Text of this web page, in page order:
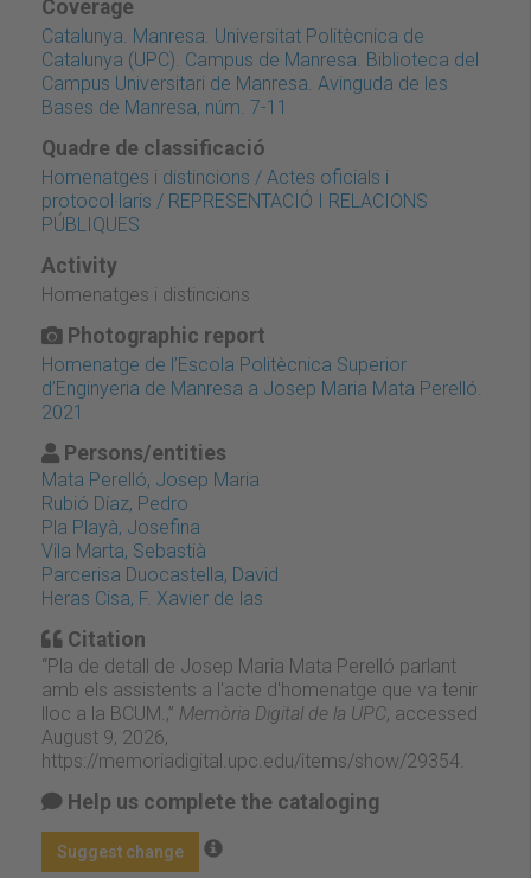
Coverage
Catalunya. Manresa. Universitat Politècnica de
Catalunya (UPC). Campus de Manresa. Biblioteca del
Campus Universitari de Manresa. Avinguda de les
Bases de Manresa, núm. 7-11
Quadre de classificació
Homenatges i distincions / Actes oficials i
protocol·laris / REPRESENTACIÓ I RELACIONS
PÚBLIQUES
Activity
Homenatges i distincions
Photographic report
Homenatge de l’Escola Politècnica Superior
d’Enginyeria de Manresa a Josep Maria Mata Perelló.
2021
Persons/entities
Mata Perelló, Josep Maria
Rubió Díaz, Pedro
Pla Playà, Josefina
Vila Marta, Sebastià
Parcerisa Duocastella, David
Heras Cisa, F. Xavier de las
Citation
“Pla de detall de Josep Maria Mata Perelló parlant
amb els assistents a l'acte d'homenatge que va tenir
lloc a la BCUM.,” Memòria Digital de la UPC, accessed
August 9, 2026,
https://memoriadigital.upc.edu/items/show/29354
Help us complete the cataloging
Suggest change